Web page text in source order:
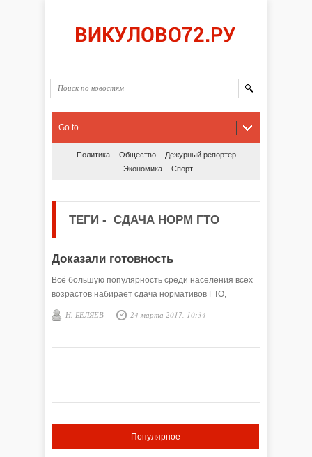
Go to...
Политика Общество
Дежурный репортер
Экономика
Спорт
ТЕГИ - СДАЧА НОРМ ГТО
Доказали готовность
Всё большую популярность среди населения всех
возрастов набирает сдача нормативов ГТО,
Н. БЕЛЯЕВ 24 марта 2017, 10:34
Популярное